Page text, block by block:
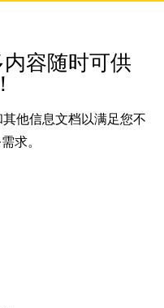
容随时可供
他信息文档以满足您不
求。